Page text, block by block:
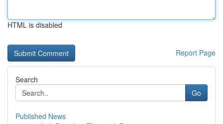
HTML is disabled
Report Page
Search
Go
Published News